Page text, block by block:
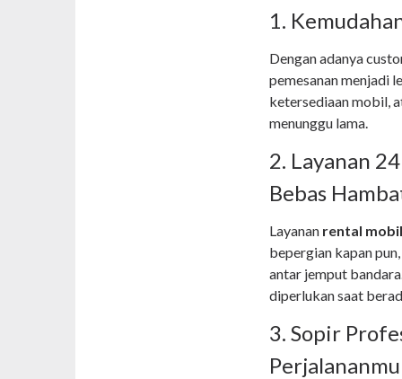
1.
Dengan adanya
pemesanan menjadi
ketersediaan mobil,
menunggu lama.
2. Layanan
Bebas
Layanan rental
bepergian kapan
antar jemput
diperlukan saat
3. Sopir
Perjalananmu